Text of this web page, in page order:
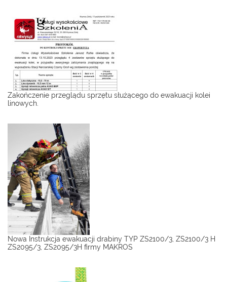
Zakończenie przeglądu sprzętu służącego do ewakuacji kolei
linowych.
Nowa Instrukcja ewakuacji drabiny TYP ZS2100/3, ZS2100/3 H
ZS2095/3, ZS2095/3H firmy MAKROS